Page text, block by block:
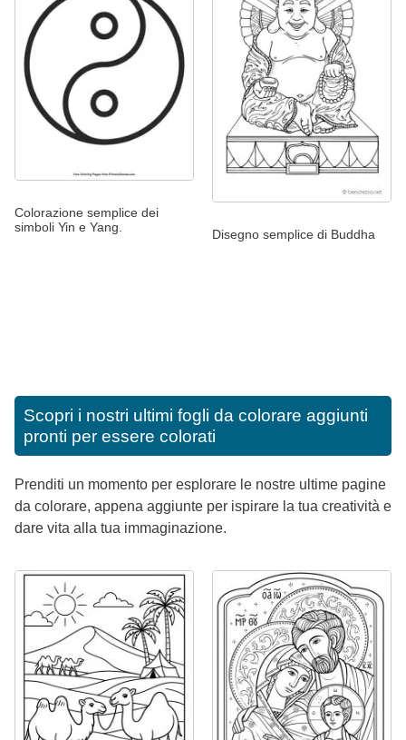
Colorazione semplice dei
simboli Yin e Yang.
Disegno semplice di Buddha
Scopri i nostri ultimi fogli da colorare aggiunti
pronti per essere colorati
Prenditi un momento per esplorare le nostre ultime pagine
da colorare, appena aggiunte per ispirare la tua creatività e
dare vita alla tua immaginazione.